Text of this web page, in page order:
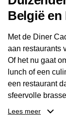
smaak en
alleen een
België en
Met de Diner
aan restaurants
Of het nu gaat
lunch of een
een restaurant
sfeervolle
en
Lees meer